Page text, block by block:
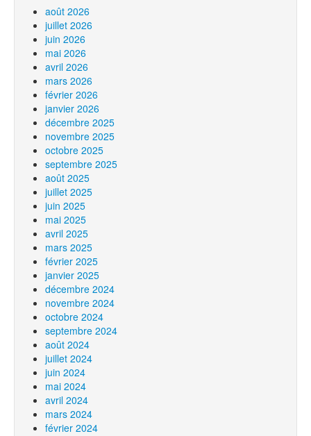
août 2026
juillet 2026
juin 2026
mai 2026
avril 2026
mars 2026
février 2026
janvier 2026
décembre 2025
novembre 2025
octobre 2025
septembre 2025
août 2025
juillet 2025
juin 2025
mai 2025
avril 2025
mars 2025
février 2025
janvier 2025
décembre 2024
novembre 2024
octobre 2024
septembre 2024
août 2024
juillet 2024
juin 2024
mai 2024
avril 2024
mars 2024
février 2024